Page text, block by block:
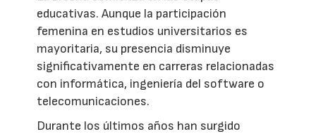
educativas. Aunque la participación
femenina en estudios universitarios es
mayoritaria, su presencia disminuye
significativamente en carreras relacionadas
con informática, ingeniería del software o
telecomunicaciones.
Durante los últimos años han surgido